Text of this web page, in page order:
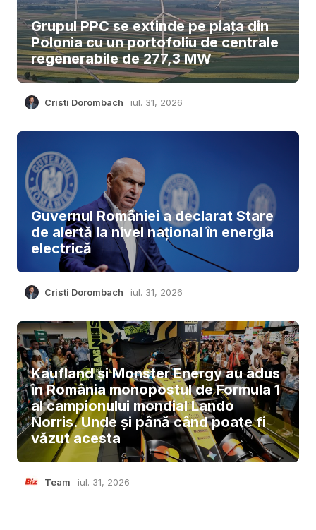
Grupul PPC se extinde pe piața din
Polonia cu un portofoliu de centrale
regenerabile de 277,3 MW
Cristi Dorombach iul. 31, 2026
Guvernul României a declarat Stare
de alertă la nivel național în energia
electrică
Cristi Dorombach iul. 31, 2026
Kaufland și Monster Energy au adus
în România monopostul de Formula 1
al campionului mondial Lando
Norris. Unde și până când poate fi
văzut acesta
Team iul. 31, 2026